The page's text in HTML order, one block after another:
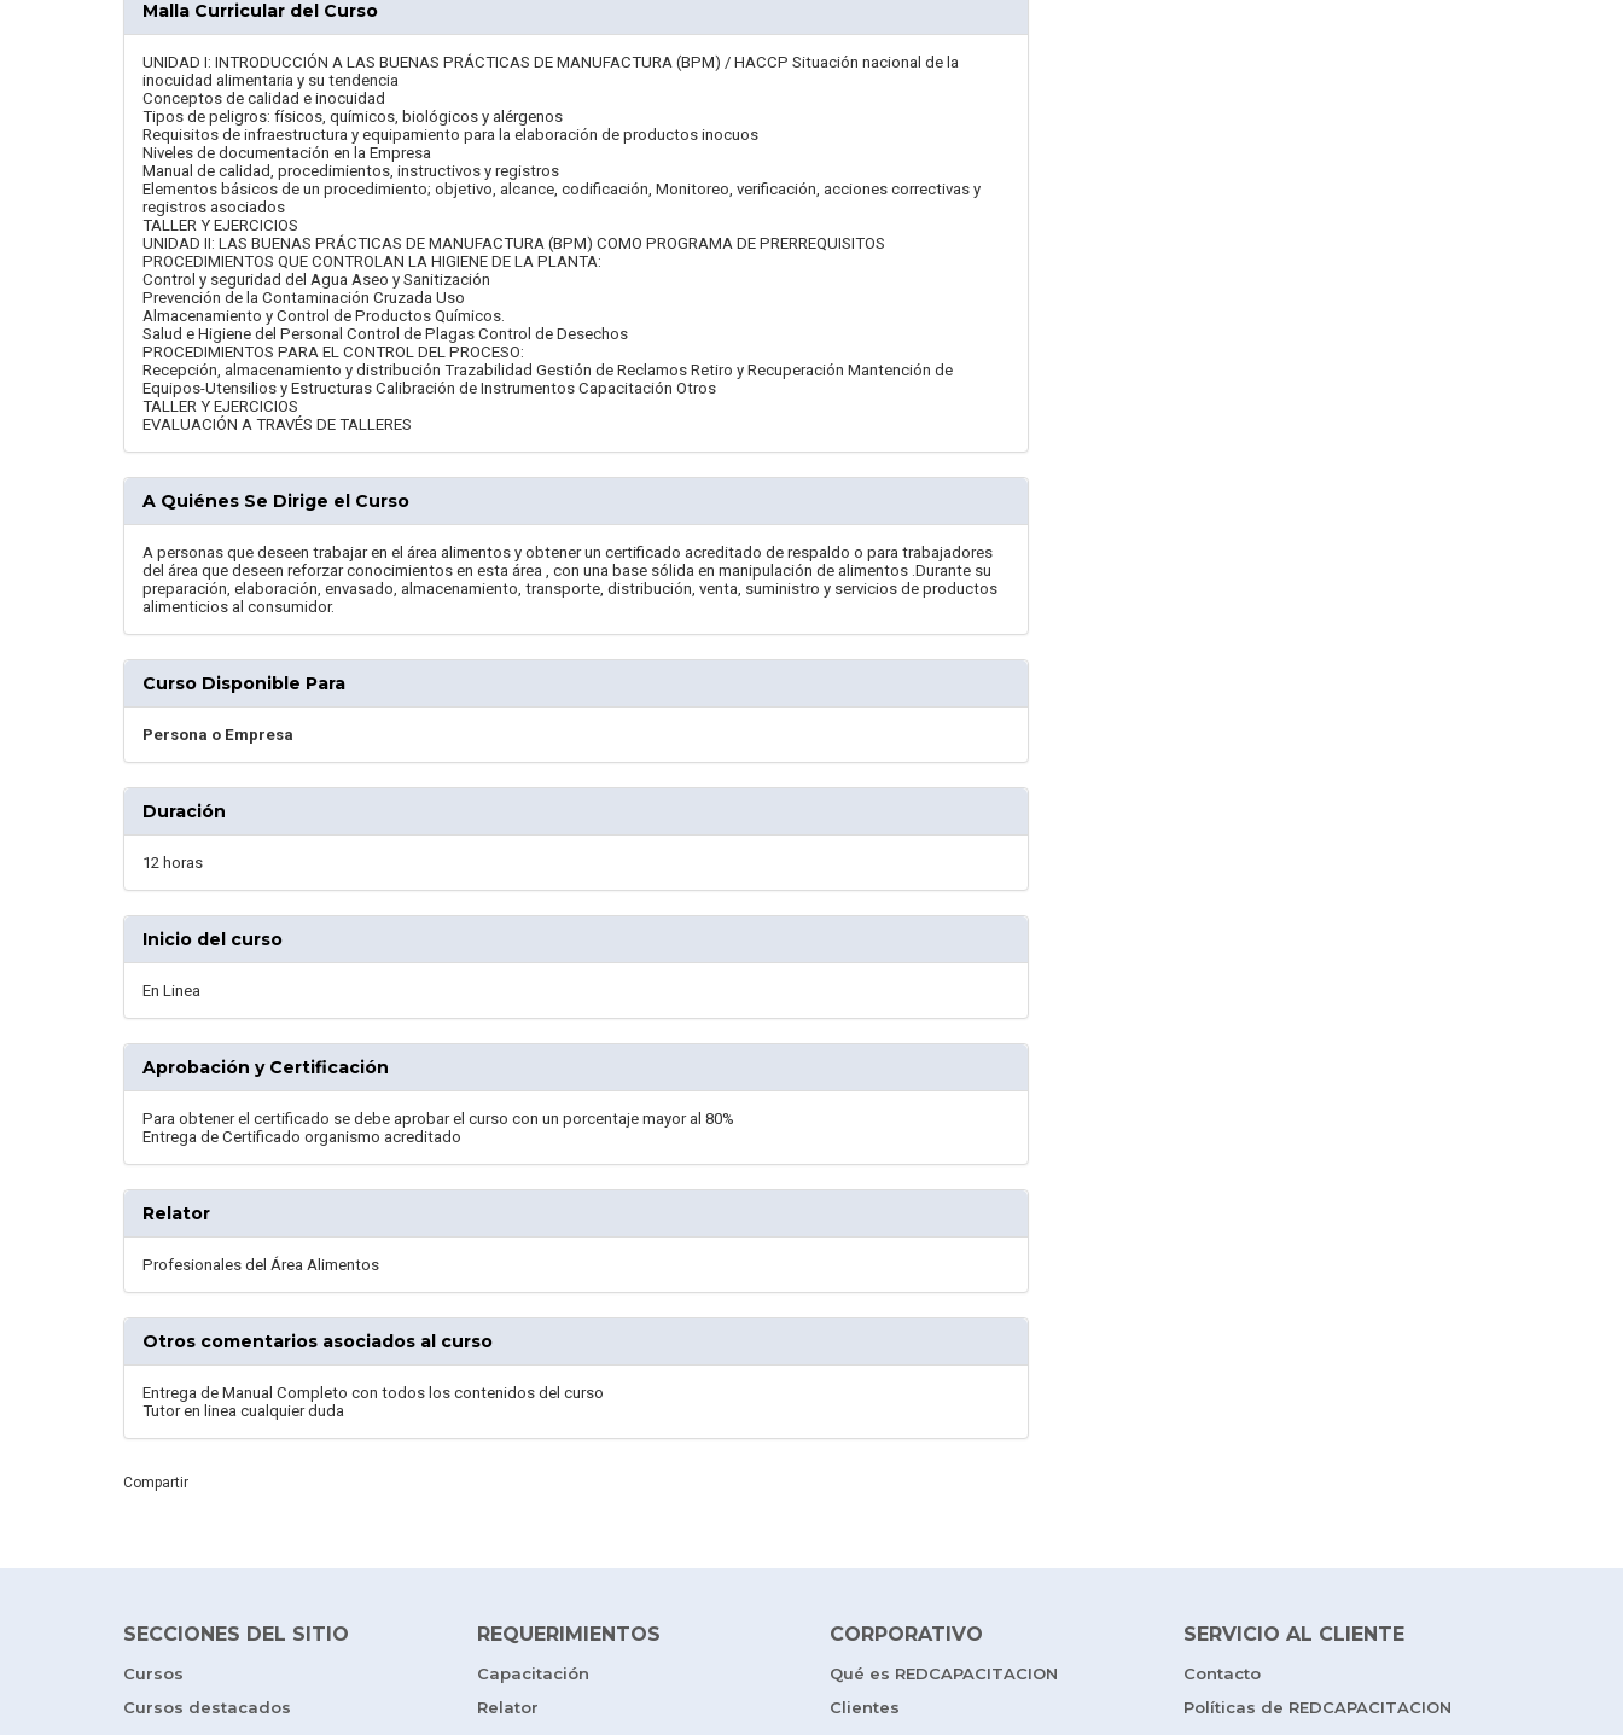
Malla Curricular del Curso
UNIDAD I: INTRODUCCIÓN A LAS BUENAS PRÁCTICAS DE MANUFACTURA (BPM) / HACCP Situación nacional de la
inocuidad alimentaria y su tendencia
Conceptos de calidad e inocuidad
Tipos de peligros: físicos, químicos, biológicos y alérgenos
Requisitos de infraestructura y equipamiento para la elaboración de productos inocuos
Niveles de documentación en la Empresa
Manual de calidad, procedimientos, instructivos y registros
Elementos básicos de un procedimiento; objetivo, alcance, codificación, Monitoreo, verificación, acciones correctivas y
registros asociados
TALLER Y EJERCICIOS
UNIDAD II: LAS BUENAS PRÁCTICAS DE MANUFACTURA (BPM) COMO PROGRAMA DE PRERREQUISITOS
PROCEDIMIENTOS QUE CONTROLAN LA HIGIENE DE LA PLANTA:
Control y seguridad del Agua Aseo y Sanitización
Prevención de la Contaminación Cruzada Uso
Almacenamiento y Control de Productos Químicos.
Salud e Higiene del Personal Control de Plagas Control de Desechos
PROCEDIMIENTOS PARA EL CONTROL DEL PROCESO:
Recepción, almacenamiento y distribución Trazabilidad Gestión de Reclamos Retiro y Recuperación Mantención de
Equipos-Utensilios y Estructuras Calibración de Instrumentos Capacitación Otros
TALLER Y EJERCICIOS
EVALUACIÓN A TRAVÉS DE TALLERES
A Quiénes Se Dirige el Curso
A personas que deseen trabajar en el área alimentos y obtener un certificado acreditado de respaldo o para trabajadores
del área que deseen reforzar conocimientos en esta área , con una base sólida en manipulación de alimentos .Durante su
preparación, elaboración, envasado, almacenamiento, transporte, distribución, venta, suministro y servicios de productos
alimenticios al consumidor.
Curso Disponible Para
Persona o Empresa
Duración
12 horas
Inicio del curso
En Linea
Aprobación y Certificación
Para obtener el certificado se debe aprobar el curso con un porcentaje mayor al 80%
Entrega de Certificado organismo acreditado
Relator
Profesionales del Área Alimentos
Otros comentarios asociados al curso
Entrega de Manual Completo con todos los contenidos del curso
Tutor en linea cualquier duda
Compartir
SECCIONES DEL SITIO
Cursos
Cursos destacados
REQUERIMIENTOS
Capacitación
Relator
CORPORATIVO
Qué es REDCAPACITACION
Clientes
SERVICIO AL CLIENTE
Contacto
Políticas de REDCAPACITACION